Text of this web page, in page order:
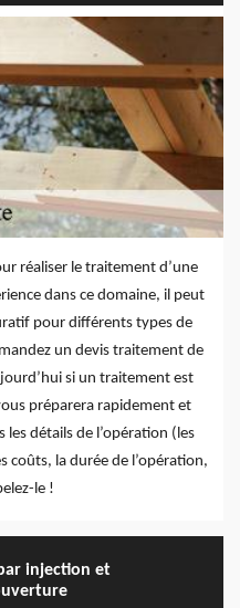
réaliser le traitement d’une
dans ce domaine, il peut
pour différents types de
un devis traitement de
si un traitement est
préparera rapidement et
détails de l’opération (les
la durée de l’opération,
le !
injection et